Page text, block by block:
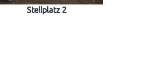
Stellplatz 2